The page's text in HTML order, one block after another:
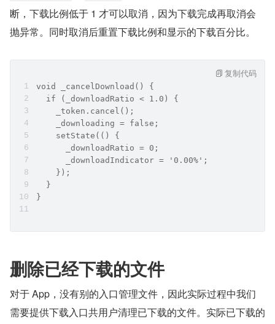
断，下载比例低于 1 才可以取消，因为下载完成再取消会
抛异常。同时取消后重置下载比例和显示的下载百分比。
void _cancelDownload() {
  if (_downloadRatio < 1.0) {
    _token.cancel();
    _downloading = false;
    setState(() {
      _downloadRatio = 0;
      _downloadIndicator = '0.00%';
    });
  }
}
复制代码
删除已经下载的文件
对于 App，没有别的入口管理文件，因此实际过程中我们
需要提供下载入口共用户清理已下载的文件。实际已下载的